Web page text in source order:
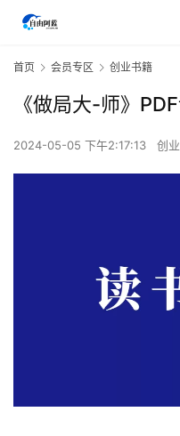
首页 会员专区 创业书籍
《做局大-师》
2024-05-05 下午2:17:13 创